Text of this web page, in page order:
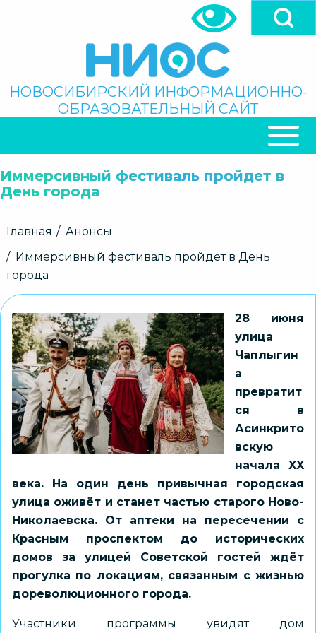
Поиск
НОВОСИБИРСКИЙ ИНФОРМАЦИОННО-
ОБРАЗОВАТЕЛЬНЫЙ САЙТ
НАВИГАЦИЯ
Иммерсивный фестиваль пройдет в
День города
Строка
Главная
Анонсы
Иммерсивный фестиваль пройдет в День
города
28 июня
улица
Чаплыгин
а
превратит
ся в
Асинкрито
вскую
начала XX
века. На один день привычная городская
улица оживёт и станет частью старого Ново-
Николаевска. От аптеки на пересечении с
Красным проспектом до исторических
домов за улицей Советской гостей ждёт
прогулка по локациям, связанным с жизнью
дореволюционного города.
Участники программы увидят дом